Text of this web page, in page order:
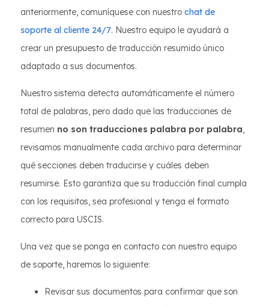
anteriormente, comuníquese con nuestro chat de
soporte al cliente 24/7. Nuestro equipo le ayudará a
crear un presupuesto de traducción resumido único
adaptado a sus documentos.
Nuestro sistema detecta automáticamente el número
total de palabras, pero dado que las traducciones de
resumen no son traducciones palabra por palabra,
revisamos manualmente cada archivo para determinar
qué secciones deben traducirse y cuáles deben
resumirse. Esto garantiza que su traducción final cumpla
con los requisitos, sea profesional y tenga el formato
correcto para USCIS.
Una vez que se ponga en contacto con nuestro equipo
de soporte, haremos lo siguiente:
Revisar sus documentos para confirmar que son